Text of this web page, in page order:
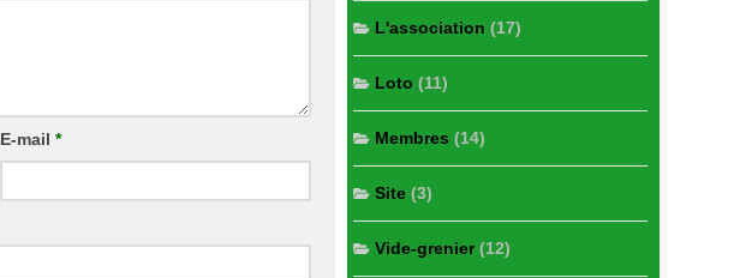
E-mail *
L'association (17)
Loto (11)
Membres (14)
Site (3)
Vide-grenier(12)